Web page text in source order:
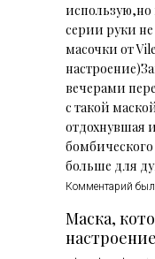
использую,но
серии руки
масочки от
вечерами
с такой
отдохнувшая
больше для
Комментарий был
Маска,